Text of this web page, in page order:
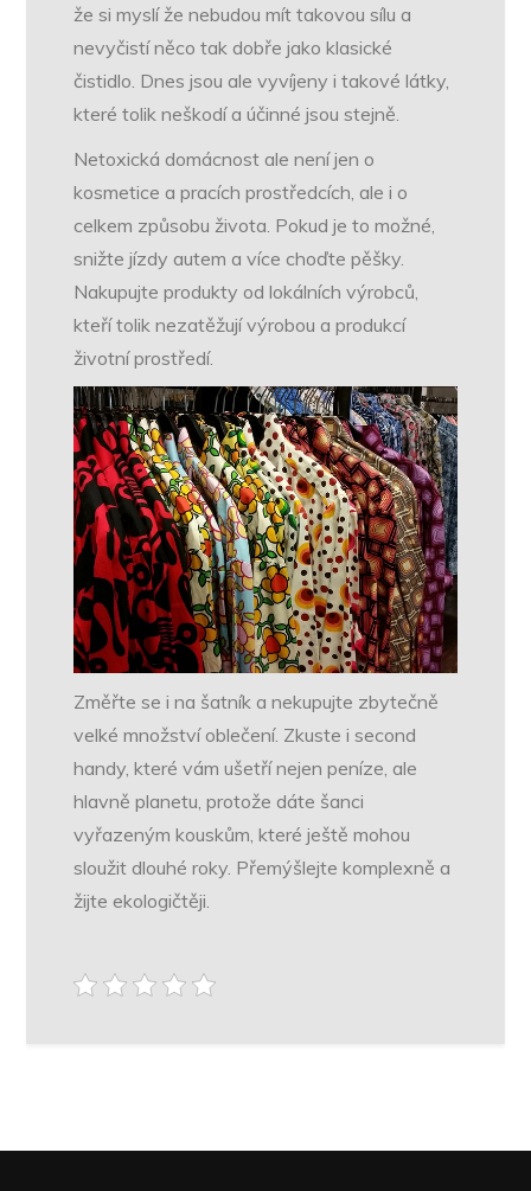
že si myslí že nebudou mít takovou sílu a
nevyčistí něco tak dobře jako klasické
čistidlo. Dnes jsou ale vyvíjeny i takové látky,
které tolik neškodí a účinné jsou stejně.
Netoxická domácnost ale není jen o
kosmetice a pracích prostředcích, ale i o
celkem způsobu života. Pokud je to možné,
snižte jízdy autem a více choďte pěšky.
Nakupujte produkty od lokálních výrobců,
kteří tolik nezatěžují výrobou a produkcí
životní prostředí.
Změřte se i na šatník a nekupujte zbytečně
velké množství oblečení. Zkuste i second
handy, které vám ušetří nejen peníze, ale
hlavně planetu, protože dáte šanci
vyřazeným kouskům, které ještě mohou
sloužit dlouhé roky. Přemýšlejte komplexně a
žijte ekologičtěji.